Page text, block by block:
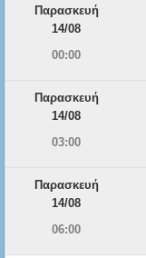
Παρασκευή
14/08
00:00
Παρασκευή
14/08
03:00
Παρασκευή
14/08
06:00